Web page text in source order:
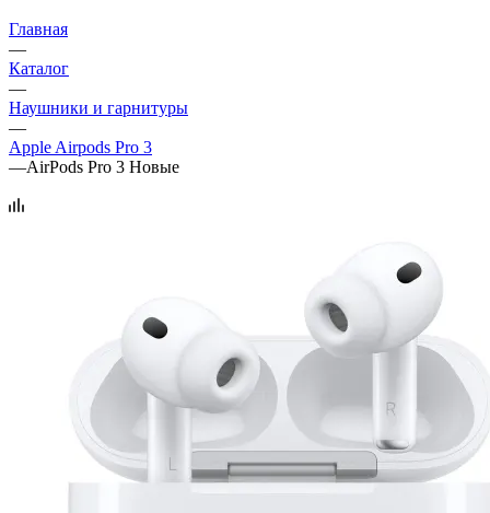
Главная
—
Каталог
—
Наушники и гарнитуры
—
Apple Airpods Pro 3
—AirPods Pro 3 Новые